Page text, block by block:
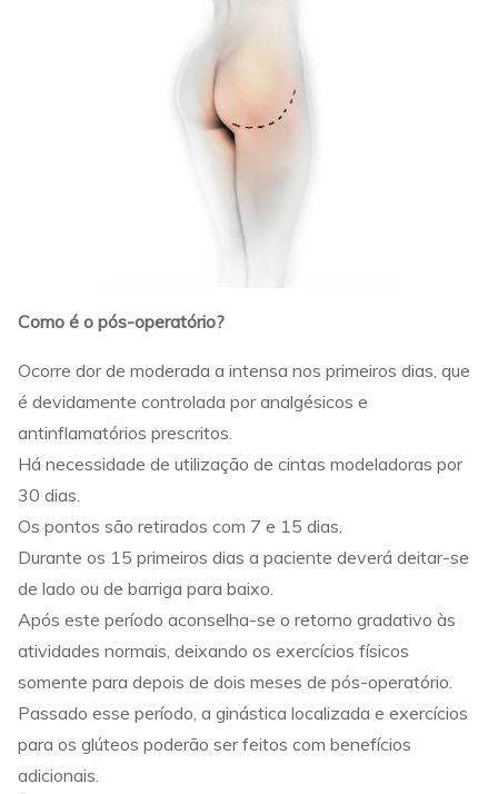
Como é o pós-operatório?
Ocorre dor de moderada a intensa nos primeiros dias, que
é devidamente controlada por analgésicos e
antinflamatórios prescritos.
Há necessidade de utilização de cintas modeladoras por
30 dias.
Os pontos são retirados com 7 e 15 dias.
Durante os 15 primeiros dias a paciente deverá deitar-se
de lado ou de barriga para baixo.
Após este período aconselha-se o retorno gradativo às
atividades normais, deixando os exercícios físicos
somente para depois de dois meses de pós-operatório.
Passado esse período, a ginástica localizada e exercícios
para os glúteos poderão ser feitos com benefícios
adicionais.